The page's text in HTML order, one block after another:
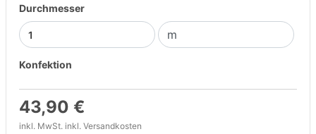
Durchmesser
Konfektion
43,90 €
inkl. MwSt. inkl. Versandkosten